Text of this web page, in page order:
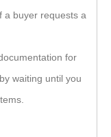
a buyer requests a
for
waiting until you